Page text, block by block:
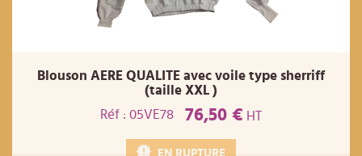
Blouson AERE QUALITE avec voile type sherriff
(taille XXL )
Réf : 05VE78
76,50 € HT
EN RUPTURE